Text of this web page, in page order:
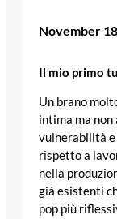
November
Il mio primo
Un brano
intima ma non
vulnerabilità e
rispetto a
nella
già esistenti
pop più